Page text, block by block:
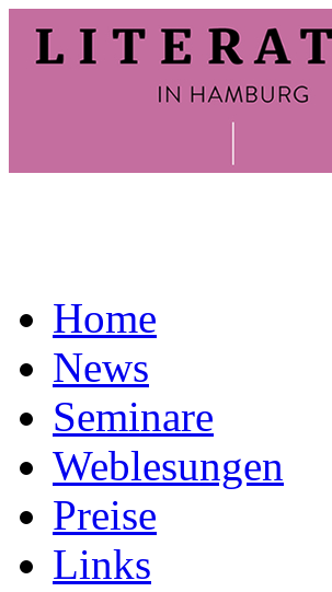
Home
News
Seminare
Weblesungen
Preise
Links